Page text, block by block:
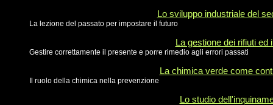
Lo sviluppo industriale del
La lezione del passato per impostare il futuro
La gestione dei rifiuti
Gestire correttamente il presente e porre rimedio agli errori passati
La chimica verde come
Il ruolo della chimica nella prevenzione
Lo studio